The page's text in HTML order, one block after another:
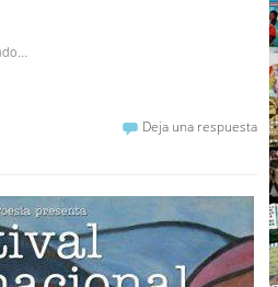
Deja una respuesta